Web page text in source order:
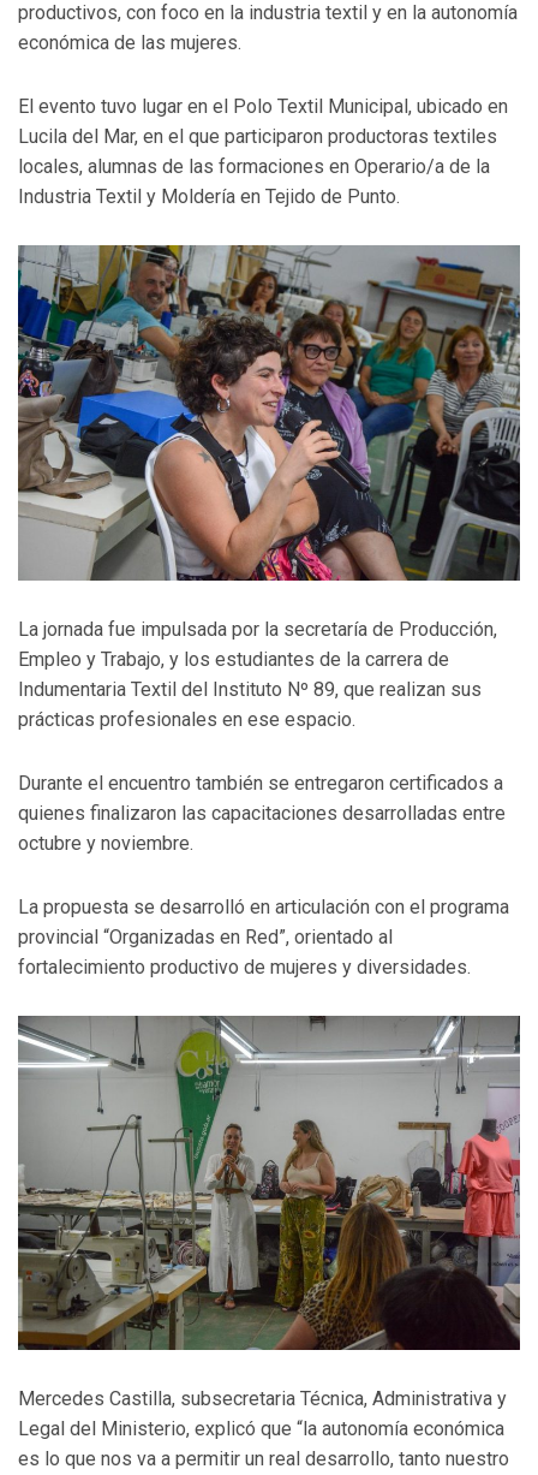
productivos, con foco en la industria textil y en la autonomía
económica de las mujeres.
El evento tuvo lugar en el Polo Textil Municipal, ubicado en
Lucila del Mar, en el que participaron productoras textiles
locales, alumnas de las formaciones en Operario/a de la
Industria Textil y Moldería en Tejido de Punto.
La jornada fue impulsada por la secretaría de Producción,
Empleo y Trabajo, y los estudiantes de la carrera de
Indumentaria Textil del Instituto Nº 89, que realizan sus
prácticas profesionales en ese espacio.
Durante el encuentro también se entregaron certificados a
quienes finalizaron las capacitaciones desarrolladas entre
octubre y noviembre.
La propuesta se desarrolló en articulación con el programa
provincial “Organizadas en Red”, orientado al
fortalecimiento productivo de mujeres y diversidades.
Mercedes Castilla, subsecretaria Técnica, Administrativa y
Legal del Ministerio, explicó que “la autonomía económica
es lo que nos va a permitir un real desarrollo, tanto nuestro